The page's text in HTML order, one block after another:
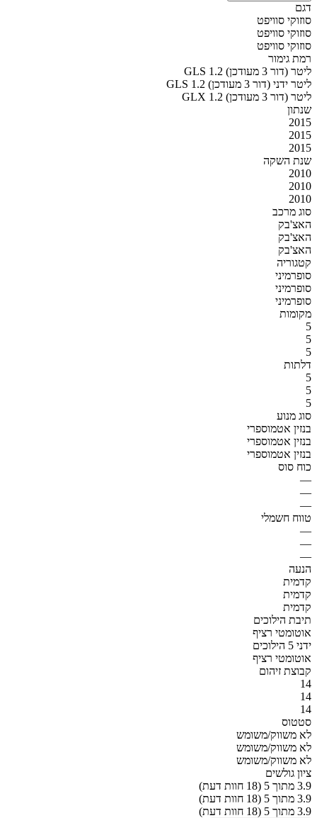
דגם
סוזוקי סוויפט
סוזוקי סוויפט
סוזוקי סוויפט
רמת גימור
GLS 1.2 ליטר (דור 3 מעודכן)
GLS 1.2 ליטר ידני (דור 3 מעודכן)
GLX 1.2 ליטר (דור 3 מעודכן)
שנתון
2015
2015
2015
שנת השקה
2010
2010
2010
סוג מרכב
האצ'בק
האצ'בק
האצ'בק
קטגוריה
סופרמיני
סופרמיני
סופרמיני
מקומות
5
5
5
דלתות
5
5
5
סוג מנוע
בנזין אטמוספרי
בנזין אטמוספרי
בנזין אטמוספרי
כוח סוס
—
—
—
טווח חשמלי
—
—
—
הנעה
קדמית
קדמית
קדמית
תיבת הילוכים
אוטומטי רציף
ידני 5 הילוכים
אוטומטי רציף
קבוצת זיהום
14
14
14
סטטוס
לא משווק/משומש
לא משווק/משומש
לא משווק/משומש
ציון גולשים
3.9 מתוך 5 (18 חוות דעת)
3.9 מתוך 5 (18 חוות דעת)
3.9 מתוך 5 (18 חוות דעת)